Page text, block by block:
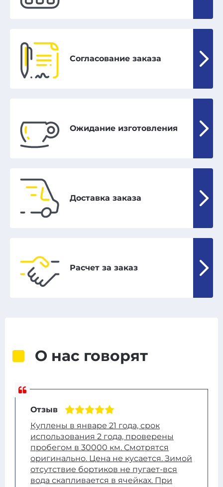
Согласование заказа
Ожидание изготовления
Доставка заказа
Расчет за заказ
О нас говорят
Отзыв
Куплены в январе 21 года, срок
использования 2 года, проверены
пробегом в 30000 км. Смотрятся
оригинально. Цена не кусается. Зимой
отсутствие бортиков не пугает-вся
вода скапливается в ячейках. При